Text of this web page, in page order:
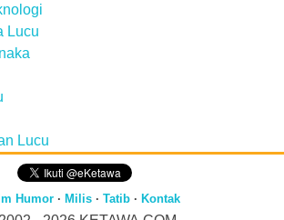
Lucu
Lucu
Humor· Milis· Tatib· Kontak